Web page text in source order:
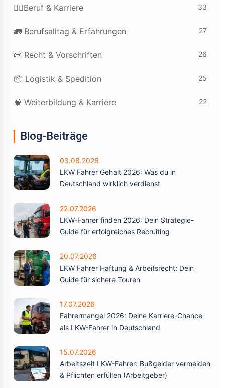
👷‍♂️Beruf & Karriere 33
🚛 Berufsalltag & Erfahrungen 27
📜 Recht & Vorschriften 26
📦 Logistik & Spedition 25
🧠 Weiterbildung & Karriere 22
Blog-Beiträge
03.08.2026
LKW Fahrer Gehalt 2026: Was du in
Deutschland wirklich verdienst
22.07.2026
LKW-Fahrer finden 2026: Dein Strategie-
Guide für erfolgreiches Recruiting
20.07.2026
LKW Fahrer Haftung & Arbeitsrecht: Dein
Guide für sichere Touren
17.07.2026
Fahrermangel 2026: Deine Karriere-Chance
als LKW-Fahrer in Deutschland
15.07.2026
Arbeitszeit LKW-Fahrer: Bußgelder vermeiden
& Pflichten erfüllen (Arbeitgeber)